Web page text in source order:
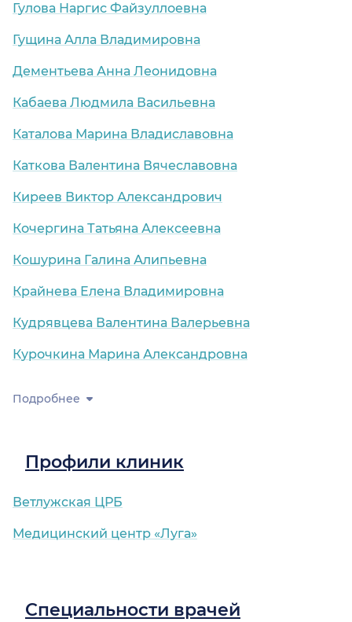
Гулова Наргис Файзуллоевна
Гущина Алла Владимировна
Дементьева Анна Леонидовна
Кабаева Людмила Васильевна
Каталова Марина Владиславовна
Каткова Валентина Вячеславовна
Киреев Виктор Александрович
Кочергина Татьяна Алексеевна
Кошурина Галина Алипьевна
Крайнева Елена Владимировна
Кудрявцева Валентина Валерьевна
Курочкина Марина Александровна
Подробнее
Профили клиник
Ветлужская ЦРБ
Медицинский центр «Луга»
Специальности врачей